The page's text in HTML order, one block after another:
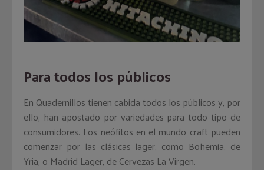
Para todos los públicos
En Quadernillos tienen cabida todos los públicos y, por
ello, han apostado por variedades para todo tipo de
consumidores. Los neófitos en el mundo craft pueden
comenzar por las clásicas lager, como Bohemia, de
Yria, o Madrid Lager, de Cervezas La Virgen.